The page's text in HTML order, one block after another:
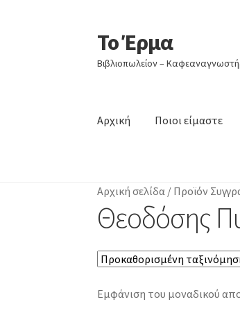
Απευθείας
μετάβαση
στην
Μετάβαση
σε
περιεχόμενο
Το Έρμα
Βιβλιοπωλείον –
Αρχική Ποιοι είμαστε
Αρχική σελίδα / Προϊόν
Θεοδόσης
Εμφάνιση του μοναδικού